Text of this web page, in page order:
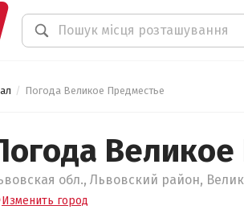
Погода Великое Предместье
обл., Львовский район,
Изменить город